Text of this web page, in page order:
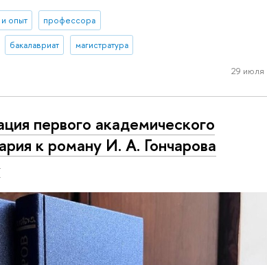
опыт профессора
бакалавриат магистратура
29 июля
первого академического
к роману И. А. Гончарова